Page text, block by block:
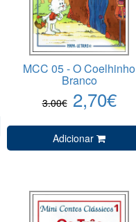
MCC 05 - O Coelhinho
Branco
3.00€ 2,70€
Adicionar